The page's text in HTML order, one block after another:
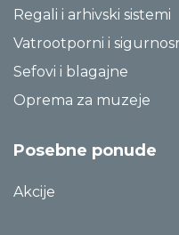
Regali i arhivski sistemi
Vatrootporni i
Sefovi i blagajne
Oprema za muzeje
Posebne ponude
Akcije